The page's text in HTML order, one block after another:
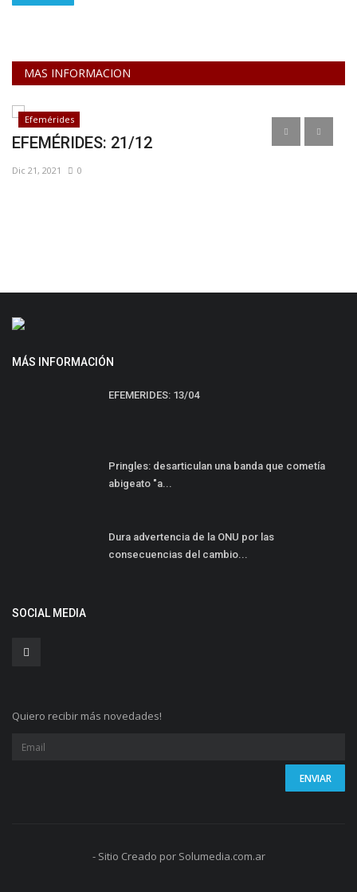
MAS INFORMACION
Efemérides
EFEMÉRIDES: 21/12
Dic 21, 2021 0
MÁS INFORMACIÓN
EFEMERIDES: 13/04
Pringles: desarticulan una banda que cometía
abigeato "a...
Dura advertencia de la ONU por las
consecuencias del cambio...
SOCIAL MEDIA
Quiero recibir más novedades!
- Sitio Creado por Solumedia.com.ar